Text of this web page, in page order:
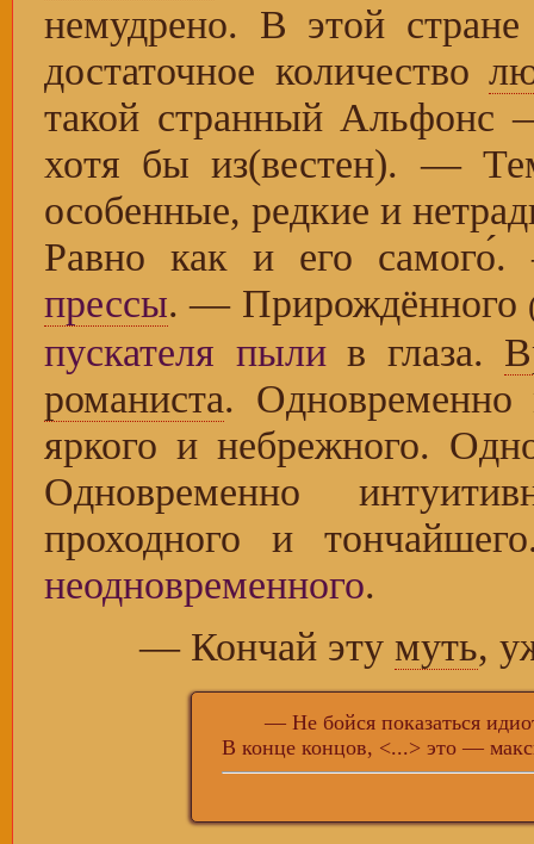
немудрено. В этой
достаточное количество
такой странный
хотя бы из(вестен). —
особенные, редкие и
Равно как и его
прессы. — Прирождённого
пускателя пылив глаза.
романиста. Одновременно
яркого и небрежного.
Одновременно
проходного и
неодновременного.
— Кончай эту муть,
— Не бойся показаться
В конце концов, <...> это —